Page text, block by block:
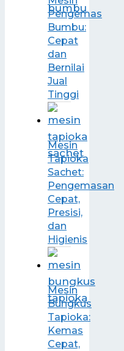
Pengemas
Bumbu:
Cepat
dan
Bernilai
Jual
Tinggi
Mesin
Tapioka
Sachet:
Pengemasan
Cepat,
Presisi,
dan
Higienis
Mesin
Bungkus
Tapioka:
Kemas
Cepat,